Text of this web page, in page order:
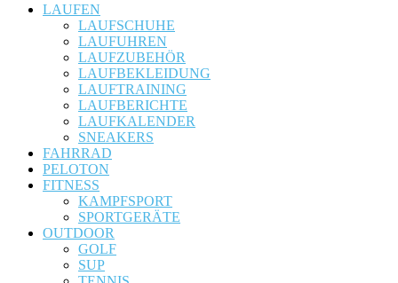
LAUFEN
LAUFSCHUHE
LAUFUHREN
LAUFZUBEHÖR
LAUFBEKLEIDUNG
LAUFTRAINING
LAUFBERICHTE
LAUFKALENDER
SNEAKERS
FAHRRAD
PELOTON
FITNESS
KAMPFSPORT
SPORTGERÄTE
OUTDOOR
GOLF
SUP